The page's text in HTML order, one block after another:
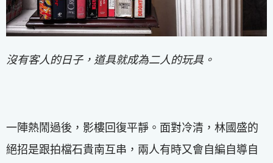
沒有客人的日子，道具就成為二人的玩具。
一陣熱鬧過後，影樓回復平靜。面對冷清，林國盛的
絕招是跟拍檔石貴南互串，兩人有時又會自編自導自